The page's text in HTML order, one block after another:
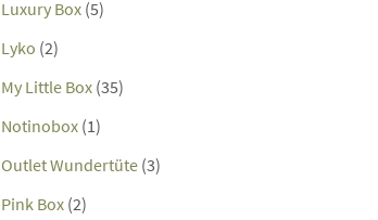
Luxury Box (5)
Lyko (2)
My Little Box (35)
Notinobox (1)
Outlet Wundertüte (3)
Pink Box (2)